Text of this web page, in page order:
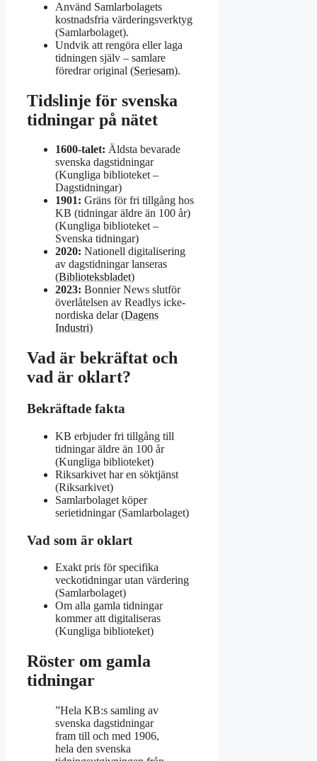
Använd Samlarbolagets
kostnadsfria värderingsverktyg
(Samlarbolaget).
Undvik att rengöra eller laga
tidningen själv – samlare
föredrar original (Seriesam).
Tidslinje för svenska
tidningar på nätet
1600-talet: Äldsta bevarade
svenska dagstidningar
(Kungliga biblioteket –
Dagstidningar)
1901: Gräns för fri tillgång hos
KB (tidningar äldre än 100 år)
(Kungliga biblioteket –
Svenska tidningar)
2020: Nationell digitalisering
av dagstidningar lanseras
(Biblioteksbladet)
2023: Bonnier News slutför
överlåtelsen av Readlys icke-
nordiska delar (Dagens
Industri)
Vad är bekräftat och
vad är oklart?
Bekräftade fakta
KB erbjuder fri tillgång till
tidningar äldre än 100 år
(Kungliga biblioteket)
Riksarkivet har en söktjänst
(Riksarkivet)
Samlarbolaget köper
serietidningar (Samlarbolaget)
Vad som är oklart
Exakt pris för specifika
veckotidningar utan värdering
(Samlarbolaget)
Om alla gamla tidningar
kommer att digitaliseras
(Kungliga biblioteket)
Röster om gamla
tidningar
”Hela KB:s samling av
svenska dagstidningar
fram till och med 1906,
hela den svenska